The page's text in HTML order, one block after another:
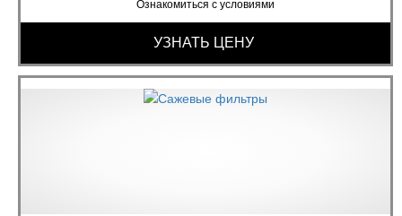
Ознакомиться с условиями
УЗНАТЬ ЦЕНУ